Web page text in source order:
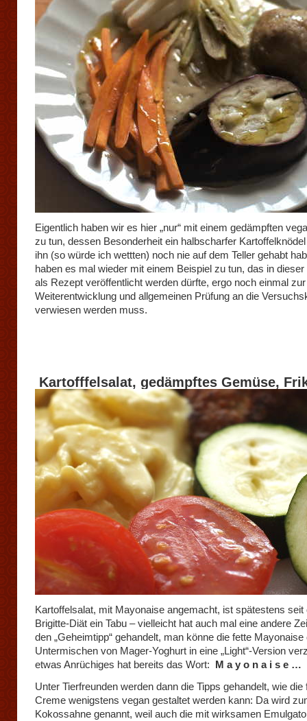
Eigentlich haben wir es hier „nur“ mit einem gedämpften
zu tun, dessen Besonderheit ein halbscharfer
ihn (so würde ich wettten) noch nie auf dem Teller gehabt
haben es mal wieder mit einem Beispiel zu tun, das in dieser
als Rezept veröffentlicht werden dürfte, ergo noch einmal zur
Weiterentwicklung und allgemeinen Prüfung an die
verwiesen werden muss.
Kartofffelsalat, gedämpftes Gemüse,
Kartoffelsalat, mit Mayonaise angemacht, ist spätestens seit
Brigitte-Diät ein Tabu – vielleicht hat auch mal eine andere
den „Geheimtipp“ gehandelt, man könne die fette Mayonaise
Untermischen von Mager-Yoghurt in eine „Light“-Version
etwas Anrüchiges hat bereits das Wort: M a y o n a i s e …
Unter Tierfreunden werden dann die Tipps gehandelt, wie die
Creme wenigstens vegan gestaltet werden kann: Da wird
Kokossahne genannt, weil auch die mit wirksamen